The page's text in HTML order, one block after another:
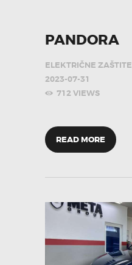
PANDORA
ELEKTRIČNE ZAŠTITE
2023-07-31
712VIEWS
READ MORE